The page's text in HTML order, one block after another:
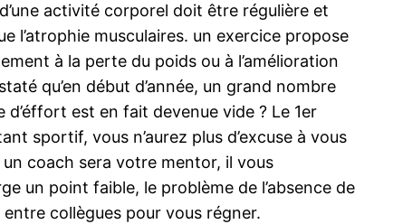
activité corporel doit être régulière et
l’atrophie musculaires. un exercice propose
à la perte du poids ou à l’amélioration
qu’en début d’année, un grand nombre
d’éffort est en fait devenue vide ? Le 1er
sportif, vous n’aurez plus d’excuse à vous
un coach sera votre mentor, il vous
un point faible, le problème de l’absence de
collègues pour vous régner.